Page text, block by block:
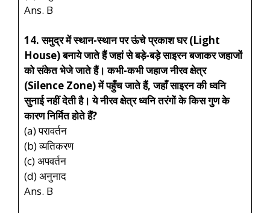
Ans. B
14. समुद्र में स्थान-स्थान पर ऊंचे प्रकाश घर (Light
House) बनाये जाते हैं जहां से बड़े-बड़े साइरन बजाकर जहाजों
को संकेत भेजे जाते हैं। कभी-कभी जहाज नीरव क्षेत्र
(Silence Zone) में पहुँच जाते हैं, जहाँ साइरन की ध्वनि
सुनाई नहीं देती है। ये नीरव क्षेत्र ध्वनि तरंगों के किस गुण के
कारण निर्मित होते हैं?
(a) परावर्तन
(b) व्यतिकरण
(c) अपवर्तन
(d) अनुनाद
Ans. B